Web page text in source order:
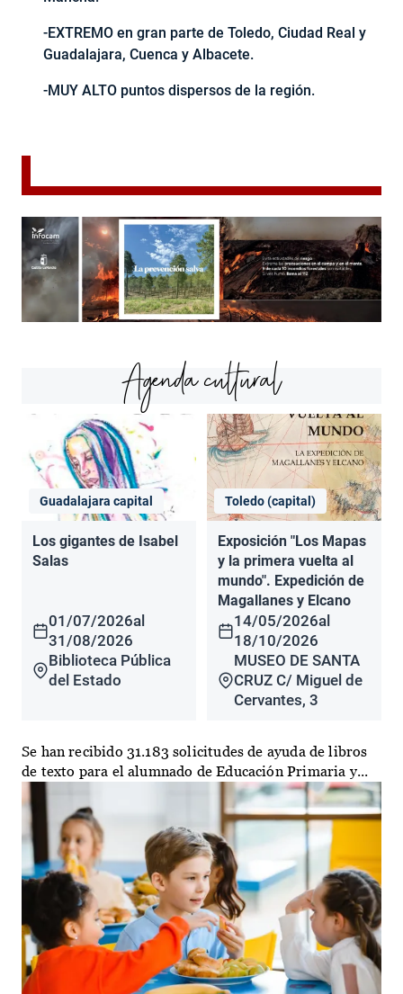
-EXTREMO en gran parte de Toledo, Ciudad Real y
Guadalajara, Cuenca y Albacete.
-MUY ALTO puntos dispersos de la región.
Agenda cultural
Guadalajara capital
Los gigantes de Isabel
Salas
01/07/2026al
31/08/2026
Biblioteca Pública
del Estado
Toledo (capital)
Exposición "Los Mapas
y la primera vuelta al
mundo". Expedición de
Magallanes y Elcano
14/05/2026al
18/10/2026
MUSEO DE SANTA
CRUZ C/ Miguel de
Cervantes, 3
Se han recibido 31.183 solicitudes de ayuda de libros
de texto para el alumnado de Educación Primaria y...